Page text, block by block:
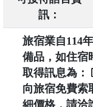
訊：
旅宿業自114
備品，如住宿
取得訊息為：
向旅宿免費索
細價格，請洽